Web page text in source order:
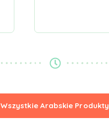
Wszystkie Arabskie Produkty